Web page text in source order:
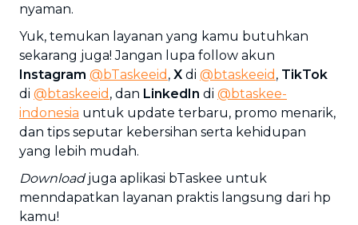
nyaman.
Yuk, temukan layanan yang kamu butuhkan
sekarang juga! Jangan lupa follow akun
Instagram @bTaskeeid , X di @btaskeeid , TikTok
di @btaskeeid , dan LinkedIn di @btaskee-
indonesia untuk update terbaru, promo menarik,
dan tips seputar kebersihan serta kehidupan
yang lebih mudah.
Downloadjuga aplikasi bTaskee untuk
menndapatkan layanan praktis langsung dari hp
kamu!